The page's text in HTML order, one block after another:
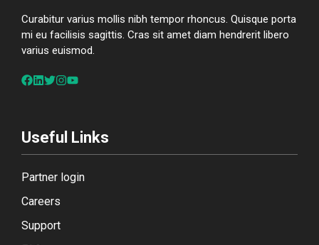
Curabitur varius mollis nibh tempor rhoncus. Quisque porta
mi eu facilisis sagittis. Cras sit amet diam hendrerit libero
varius euismod.
Useful Links
Partner login
Careers
Support